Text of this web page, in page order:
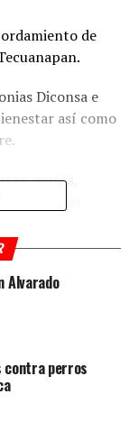
de
Diconsa e
así como
muros,
y varios
en el albergue
y Soto de la
Zongolica
debido a que
que hay
Alvarado
contra perros